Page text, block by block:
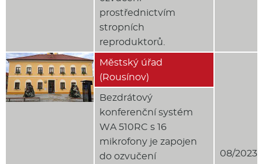
prostřednictvím
stropních
reproduktorů.
Městský úřad
(Rousínov)
08/2023
Bezdrátový
konferenční systém
WA 510RC s 16
mikrofony je zapojen
do ozvučení